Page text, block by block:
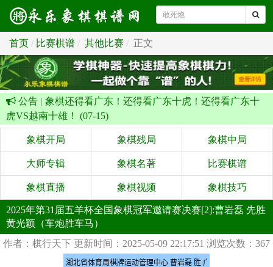
首页 比赛棋谱 其他比赛 正文
公告 | 象棋还得看广东！还得看广东十虎！还得看广东十
虎VS越南十雄！ (07-15)
象棋开局 象棋残局 象棋中局
大师专辑 象棋名著 比赛棋谱
象棋直播 象棋视频 象棋技巧
2025年第31届五羊杯全国象棋冠军邀请赛决赛[2]:曹岩磊 先胜
黄光颖（车炮胜车马）
作者：棋行天下 更新时间：2025-05-09 22:17:51 浏览次数：367